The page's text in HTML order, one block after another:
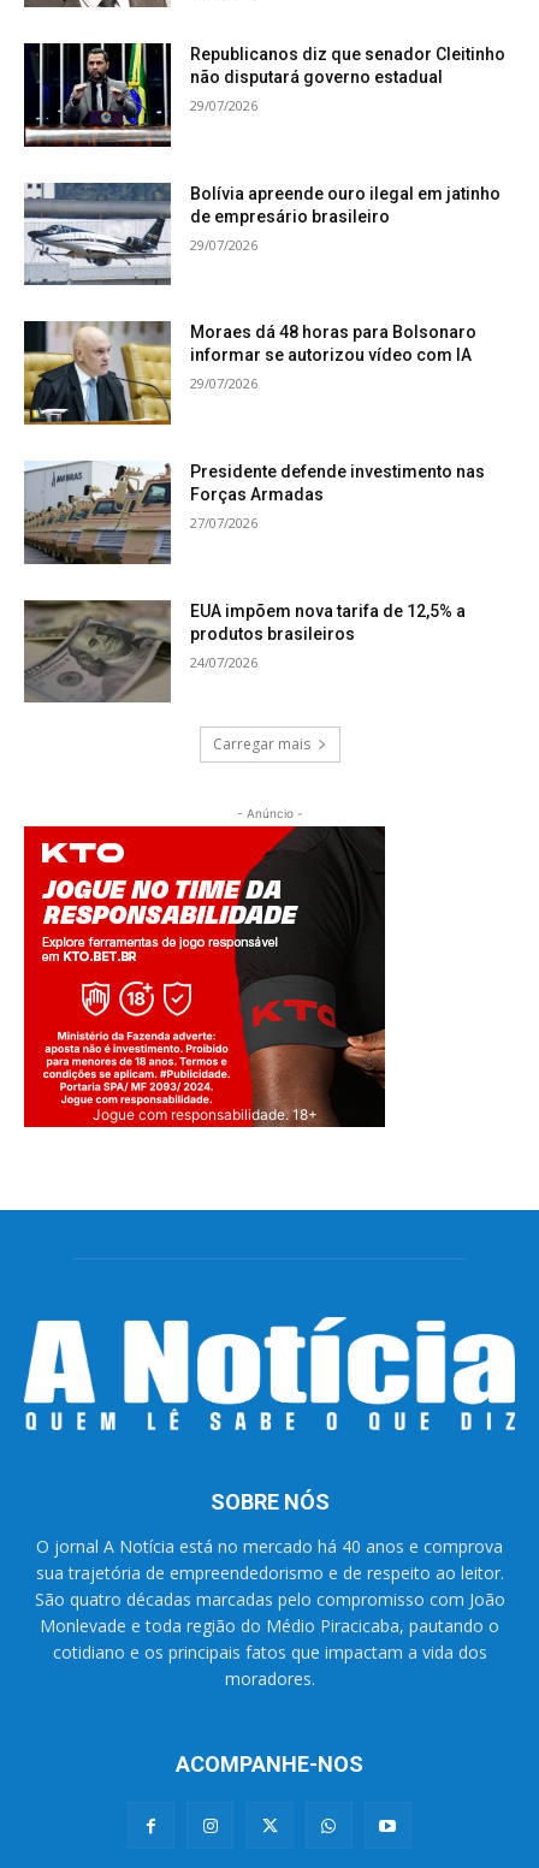
Republicanos diz que senador Cleitinho
não disputará governo estadual
29/07/2026
Bolívia apreende ouro ilegal em jatinho
de empresário brasileiro
29/07/2026
Moraes dá 48 horas para Bolsonaro
informar se autorizou vídeo com IA
29/07/2026
Presidente defende investimento nas
Forças Armadas
27/07/2026
EUA impõem nova tarifa de 12,5% a
produtos brasileiros
24/07/2026
Carregar mais
- Anúncio -
Jogue com responsabilidade. 18+
SOBRE NÓS
O jornal A Notícia está no mercado há 40 anos e comprova
sua trajetória de empreendedorismo e de respeito ao leitor.
São quatro décadas marcadas pelo compromisso com João
Monlevade e toda região do Médio Piracicaba, pautando o
cotidiano e os principais fatos que impactam a vida dos
moradores.
ACOMPANHE-NOS